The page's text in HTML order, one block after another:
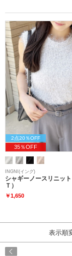
2点20％OFF
35％OFF
INGNI(イング)
シャギーノースリニッ
Ｔ）
￥1,650
表示順